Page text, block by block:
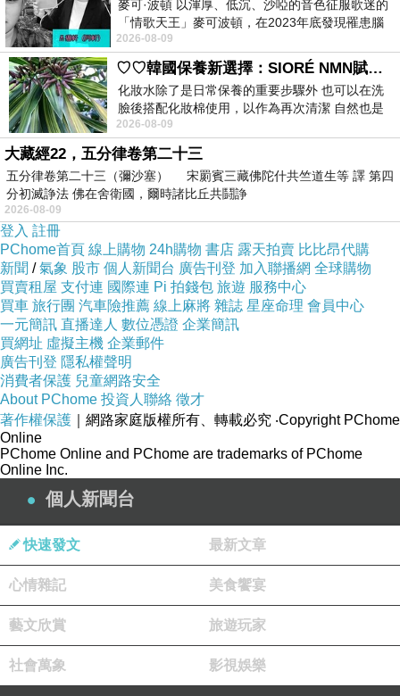
意水分與光照，看著它老虎尾巴似的強健葉
片，對植栽的信心逐漸萌芽。評審老師那句
話是催化的肥料，或許我也能試試別的盆
栽？
娘家有盆桂花，園藝師傅一再叮嚀水不能
多，根會爛；注意通風，不然會枯。它在我
家一度枯萎，媽媽擔憂地天天致電給園藝師
傅詢問方法，才搶救得宜。林榮三與時報文
學獎意謂著我接下來的目光要投向人稱種植
難度極高的「盆栽桂花」。
我原是佛系寫作者，作品入選與否，隨緣
吧。因為小時候口吃，書寫幾乎成了溝通的
「口」，加上對母土宜蘭的情感極複雜──想
早早北漂獨立，卻又忍不住回望。故鄉給了
我許多寫作素材，給予走進文學圈的入場券
──一座A4尺寸的獎牌。
獎牌是會餵養人的。幾次地方文學獎的肯
定，「林榮三、時報」開始在心底生根，忐
麥可·波頓 以渾厚、低沉、沙啞的音色征服歌迷的
「情歌天王」麥可波頓，在2023年底發現罹患腦
瘤「祈禱早日康復，一切都好」。
2026-08-09
♡♡韓國保養新選擇：SIORÉ NMN賦活泡泡化妝水♡♡
化妝水除了是日常保養的重要步驟外 也可以在洗
臉後搭配化妝棉使用，以作為再次清潔 自然也是
我的保養必備品項 不過，我對於化妝
2026-08-09
大藏經22，五分律卷第二十三
五分律卷第二十三（彌沙塞） 宋罽賓三藏佛陀什共竺道生等 譯 第四
分初滅諍法 佛在舍衛國，爾時諸比丘共鬪諍
2026-08-09
登入 註冊
PChome首頁 線上購物 24h購物 書店 露天拍賣 比比昂代購
新聞 /氣象 股市 個人新聞台 廣告刊登 加入聯播網 全球購物
買賣租屋 支付連 國際連 Pi 拍錢包 旅遊 服務中心
買車 旅行團 汽車險推薦 線上麻將 雜誌 星座命理 會員中心
一元簡訊 直播達人 數位憑證 企業簡訊
買網址 虛擬主機 企業郵件
廣告刊登 隱私權聲明
消費者保護 兒童網路安全
About PChome 投資人聯絡 徵才
著作權保護 ｜網路家庭版權所有、轉載必究 ‧Copyright PChome
Online
PChome Online and PChome are trademarks of PChome
Online Inc.
個人新聞台
快速發文 最新文章
心情雜記 美食饗宴
藝文欣賞 旅遊玩家
社會萬象 影視娛樂